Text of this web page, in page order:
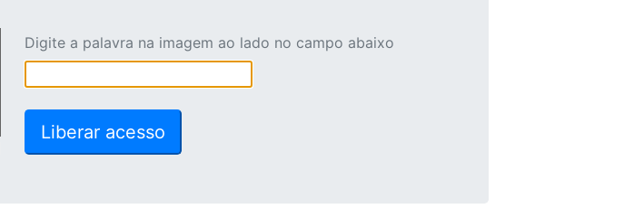
Digite a palavra na imagem ao lado no campo abaixo